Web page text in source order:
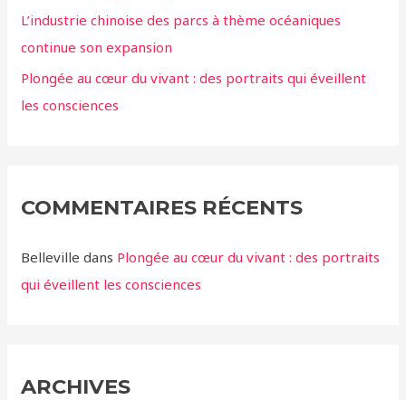
L’industrie chinoise des parcs à thème océaniques
continue son expansion
Plongée au cœur du vivant : des portraits qui éveillent
les consciences
COMMENTAIRES RÉCENTS
Belleville dans Plongée au cœur du vivant : des portraits
qui éveillent les consciences
ARCHIVES